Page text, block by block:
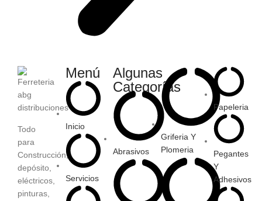
Todo
para
Construcción,
depósito,
eléctricos,
pinturas,
Menú
Inicio
Servicios
Algunas
Categorías
Abrasivos
Griferia Y
Plomeria
Papeleria
Pegantes
Y
Adhesivos